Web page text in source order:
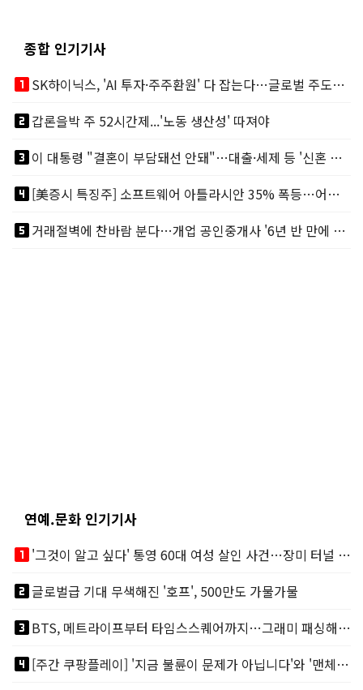
종합 인기기사
looks_one
SK하이닉스, 'AI 투자·주주환원' 다 잡는다…글로벌 주도권 굳히기
looks_two갑론을박 주 52시간제...'노동 생산성' 따져야
looks_3
이 대통령 "결혼이 부담돼선 안돼"…대출·세제 등 '신혼 걸림돌' 제거
looks_4
[美증시 특징주] 소프트웨어 아틀라시안 35% 폭등…어닝서프, 투자의견 줄줄이 상향
looks_5
거래절벽에 찬바람 분다…개업 공인중개사 '6년 반 만에 최저'
연예.문화 인기기사
looks_one
'그것이 알고 싶다' 통영 60대 여성 살인 사건…장미 터널 아래 킬러, 누구냐 넌?
looks_two글로벌급 기대 무색해진 '호프', 500만도 가물가물
looks_3
BTS, 메트라이프부터 타임스스퀘어까지…그래미 패싱해도 미 대륙 꿀꺽
looks_4
[주간 쿠팡플레이] '지금 불륜이 문제가 아닙니다'와 '맨체스터 시티 VS 아틀레티코 마드리드 빅매치'